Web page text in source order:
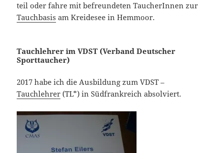
teil oder fahre mit befreundeten TaucherInnen zur
Tauchbasis am Kreidesee in Hemmoor.
Tauchlehrer im VDST (Verband Deutscher
Sporttaucher)
2017 habe ich die Ausbildung zum VDST –
Tauchlehrer (TL*) in Südfrankreich absolviert.